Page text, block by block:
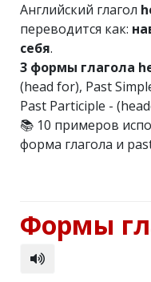
Английский глагол
переводится как:
себя.
3 формы глагола
(head for), Past
Past Participle -
📚 10 примеров
форма глагола и
Формы